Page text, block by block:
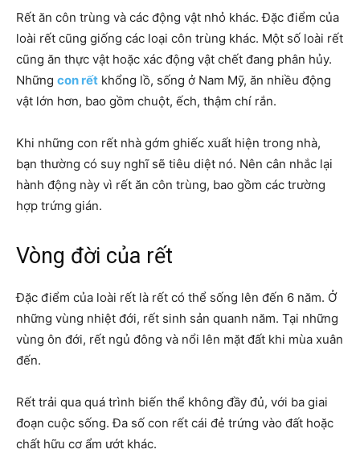
Rết ăn côn trùng và các động vật nhỏ khác.Đặc điểm của
loài rết cũng giống các loại côn trùng khác. Một số loài rết
cũng ăn thực vật hoặc xác động vật chết đang phân hủy.
Những con rết khổng lồ, sống ở Nam Mỹ, ăn nhiều động
vật lớn hơn, bao gồm chuột, ếch, thậm chí rắn.
Khi những con rết nhà gớm ghiếc xuất hiện trong nhà,
bạn thường có suy nghĩ sẽ tiêu diệt nó. Nên cân nhắc lại
hành động này vì rết ăn côn trùng, bao gồm các trường
hợp trứng gián.
Vòng đời của rết
Đặc điểm của loài rết là rết có thể sống lên đến 6 năm. Ở
những vùng nhiệt đới, rết sinh sản quanh năm. Tại những
vùng ôn đới, rết ngủ đông và nổi lên mặt đất khi mùa xuân
đến.
Rết trải qua quá trình biến thể không đầy đủ, với ba giai
đoạn cuộc sống. Đa số con rết cái đẻ trứng vào đất hoặc
chất hữu cơ ẩm ướt khác.